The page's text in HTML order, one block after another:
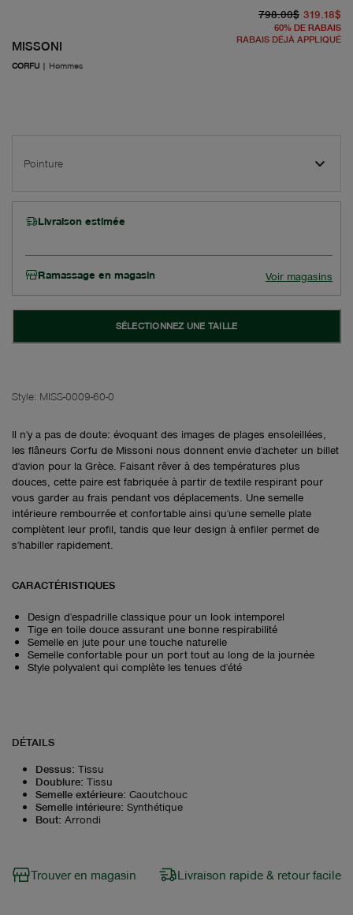
MISSONI
CORFU | Hommes
798.00$ 319.18$
60% DE RABAIS
RABAIS DÉJÀ APPLIQUÉ
Pointure
Livraison estimée
Ramassage en magasin Voir magasins
SÉLECTIONNEZ UNE TAILLE
Style: MISS-0009-60-0
Il n'y a pas de doute: évoquant des images de plages ensoleillées,
les flâneurs Corfu de Missoni nous donnent envie d'acheter un billet
d'avion pour la Grèce. Faisant rêver à des températures plus
douces, cette paire est fabriquée à partir de textile respirant pour
vous garder au frais pendant vos déplacements. Une semelle
intérieure rembourrée et confortable ainsi qu'une semelle plate
complètent leur profil, tandis que leur design à enfiler permet de
s'habiller rapidement.
CARACTÉRISTIQUES
Design d'espadrille classique pour un look intemporel
Tige en toile douce assurant une bonne respirabilité
Semelle en jute pour une touche naturelle
Semelle confortable pour un port tout au long de la journée
Style polyvalent qui complète les tenues d'été
DÉTAILS
Dessus: Tissu
Doublure: Tissu
Semelle extérieure: Caoutchouc
Semelle intérieure: Synthétique
Bout: Arrondi
Trouver en magasin Livraison rapide & retour facile